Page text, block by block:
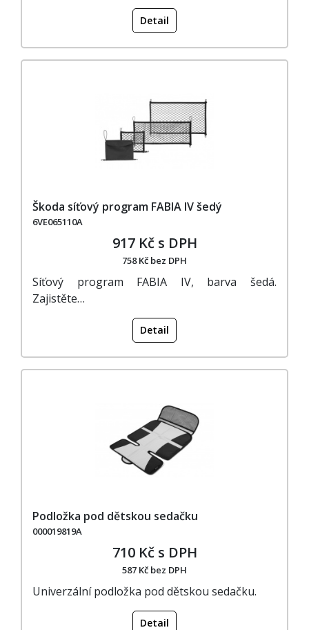
Detail
Škoda síťový program FABIA IV šedý
6VE065110A
917 Kč s DPH
758 Kč bez DPH
Síťový program FABIA IV, barva šedá.
Zajistěte…
Detail
Podložka pod dětskou sedačku
000019819A
710 Kč s DPH
587 Kč bez DPH
Univerzální podložka pod dětskou sedačku.
Detail